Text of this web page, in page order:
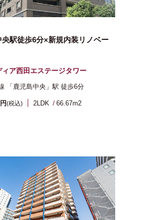
央駅徒歩6分×新規内装リノベー
ィア西田エステージタワー
「鹿児島中央」駅 徒歩6分
(税込) 2LDK 66.67m2